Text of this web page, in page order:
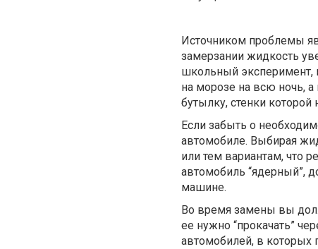
Источником проблемы
замерзании жидкость
школьный эксперимент,
на морозе на всю ночь,
бутылку, стенки
Если забыть о
автомобиле. Выбирая
или тем вариантам, что
автомобиль “ядерный”,
машине.
Во время замены вы
ее нужно “прокачать”
автомобилей, в которых